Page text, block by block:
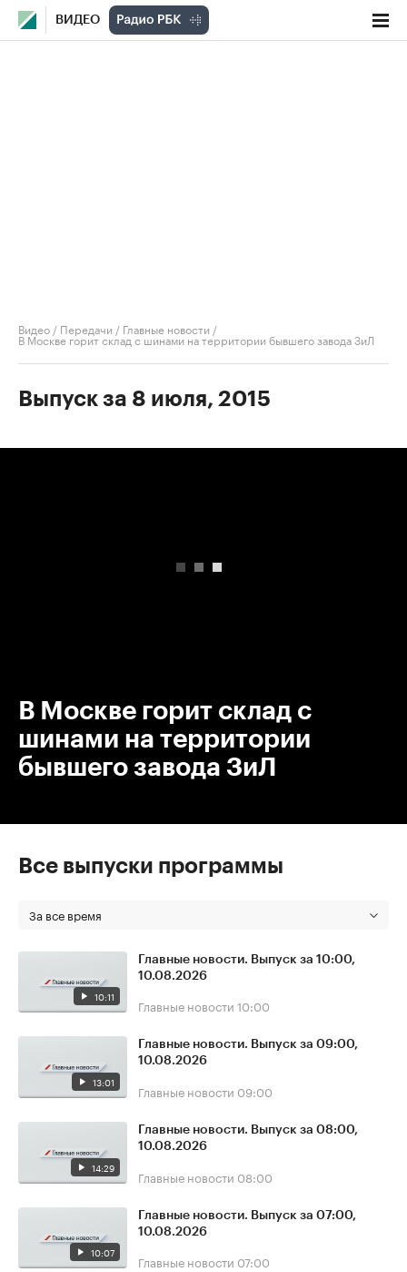
ВИДЕО
Видео / Передачи / Главные новости /
В Москве горит склад с шинами на территории бывшего завода ЗиЛ
Выпуск за 8 июля, 2015
В Москве горит склад с
шинами на территории
бывшего завода ЗиЛ
Все выпуски программы
За все время
10:11
Главные новости. Выпуск за 10:00,
10.08.2026
Главные новости 10:00
13:01
Главные новости. Выпуск за 09:00,
10.08.2026
Главные новости 09:00
14:29
Главные новости. Выпуск за 08:00,
10.08.2026
Главные новости 08:00
10:07
Главные новости. Выпуск за 07:00,
10.08.2026
Главные новости 07:00